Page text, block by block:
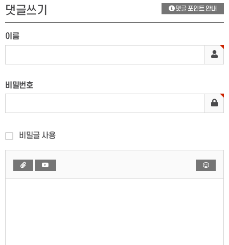
댓글쓰기 댓글 포인트 안내
이름
비밀번호
비밀글 사용